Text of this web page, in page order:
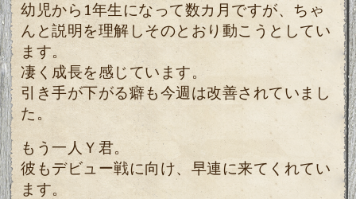
幼児から1年生になって数カ月ですが、ちゃ
んと説明を理解しそのとおり動こうとしてい
ます。
凄く成長を感じています。
引き手が下がる癖も今週は改善されていまし
た。
もう一人Ｙ君。
彼もデビュー戦に向け、早連に来てくれてい
ます。